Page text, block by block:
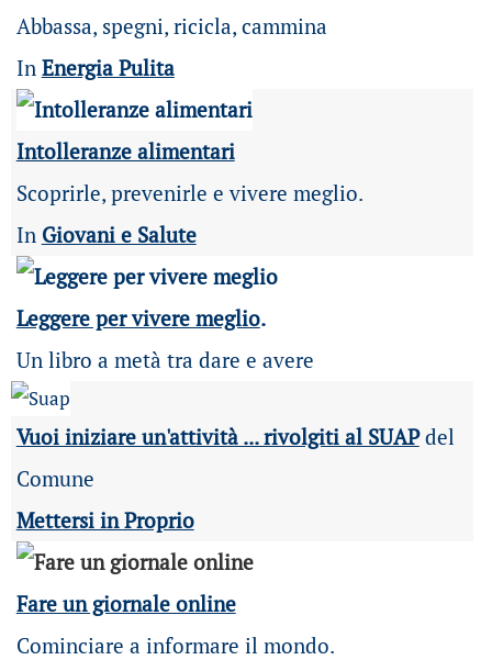
Abbassa, spegni, ricicla, cammina
In Energia Pulita
Intolleranze alimentari
Scoprirle, prevenirle e vivere meglio.
In Giovani e Salute
Leggere per vivere meglio.
Un libro a metà tra dare e avere
Vuoi iniziare un'attività ... rivolgiti al SUAPdel
Comune
Mettersi in Proprio
Fare un giornale online
Cominciare a informare il mondo.